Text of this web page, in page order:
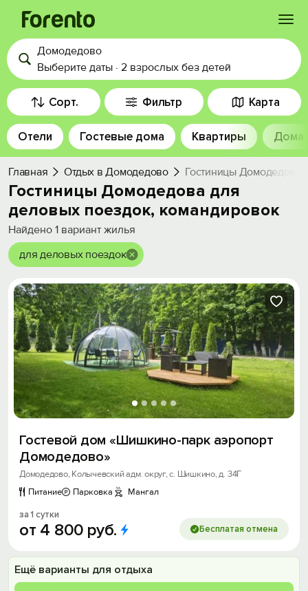
Войти
Избранное
История просмотра
Добавить свой объект
Домодедово
Выберите даты · 2 взрослых без детей
Сорт. Фильтр Карта
Отели Гостевые дома Квартиры Дома
Главная Отдых в Домодедово Гостиницы Домодедова
Гостиницы Домодедова для
деловых поездок, командировок
Найдено 1 вариант жилья
для деловых поездок
Гостевой дом «Шишкино-парк аэропорт
Домодедово»
Домодедово, Колычевский адм. округ, с. Шишкино, д. 34Г
Питание
Парковка Мангал
за 1 сутки
от 4 800 руб. Бесплатая отмена
Ещё варианты для отдыха